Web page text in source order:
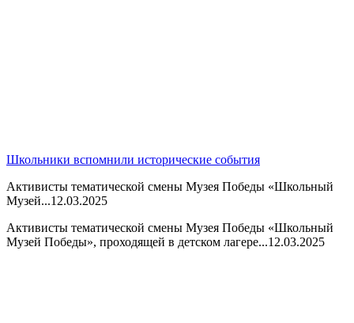
Школьники вспомнили исторические события
Активисты тематической смены Музея Победы «Школьный
Музей...12.03.2025
Активисты тематической смены Музея Победы «Школьный
Музей Победы», проходящей в детском лагере...12.03.2025